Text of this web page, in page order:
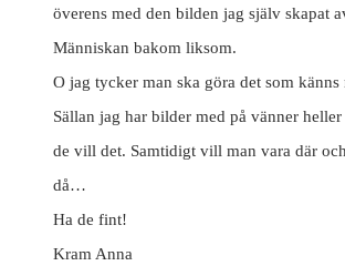
överens med den bilden jag själv skapat
Människan bakom liksom.
O jag tycker man ska göra det som
Sällan jag har bilder med på vänner
de vill det. Samtidigt vill man vara där
då…
Ha de fint!
Kram Anna